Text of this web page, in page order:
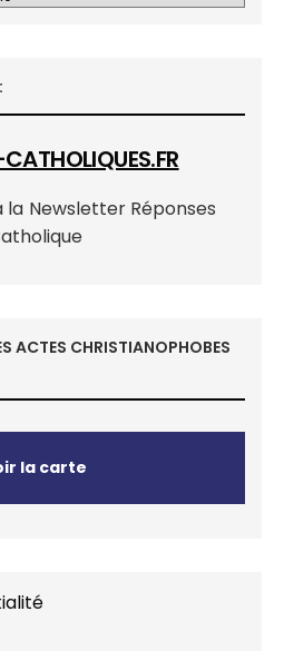
ACTES CHRISTIANOPHOBES
la carte